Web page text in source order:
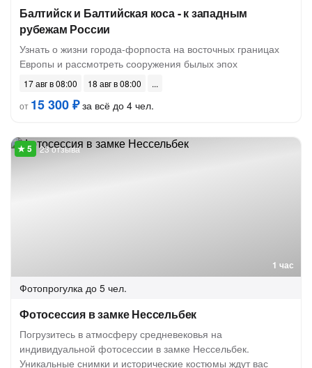
Балтийск и Балтийская коса - к западным
рубежам России
Узнать о жизни города-форпоста на восточных границах
Европы и рассмотреть сооружения былых эпох
17 авг в 08:00
18 авг в 08:00
от 15 300 ₽за всё до 4 чел.
1 час
23 отзыва
Фотопрогулка до 5 чел.
Фотосессия в замке Нессельбек
Погрузитесь в атмосферу средневековья на
индивидуальной фотосессии в замке Нессельбек.
Уникальные снимки и исторические костюмы ждут вас